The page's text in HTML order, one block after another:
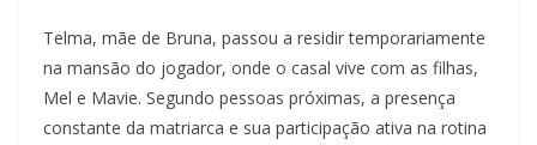
Telma, mãe de Bruna, passou a residir temporariamente
na mansão do jogador, onde o casal vive com as filhas,
Mel e Mavie. Segundo pessoas próximas, a presença
constante da matriarca e sua participação ativa na rotina